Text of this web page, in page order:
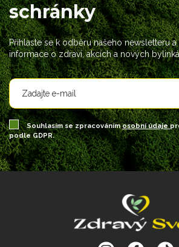
schránky
Přihlaste se k odběru našeho newsletteru
informace o zdraví, akcích a nových
Souhlasím se zpracovánímosobní údaje
podle GDPR.